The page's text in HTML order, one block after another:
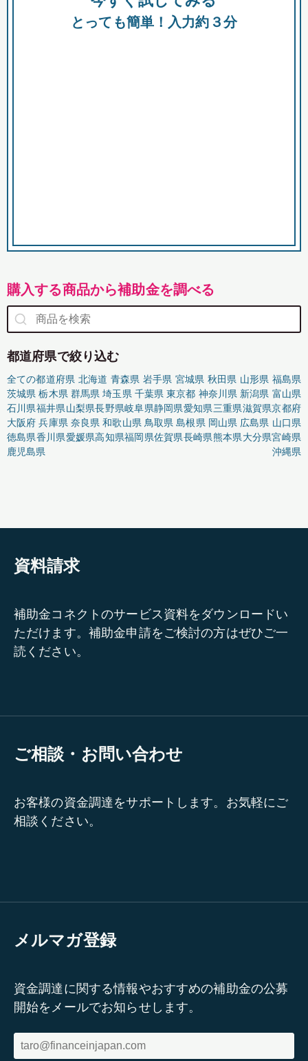
とっても簡単！入力約３分
購入する商品から補助金を調べる
都道府県で絞り込む
全ての都道府県 北海道 青森県 岩手県 宮城県 秋田県 山形県 福島県
茨城県 栃木県 群馬県 埼玉県 千葉県 東京都 神奈川県 新潟県 富山県
石川県福井県山梨県長野県岐阜県静岡県愛知県三重県滋賀県京都府
大阪府 兵庫県 奈良県 和歌山県 鳥取県 島根県 岡山県 広島県 山口県
徳島県香川県愛媛県高知県福岡県佐賀県長崎県熊本県大分県宮崎県
鹿児島県
沖縄県
資料請求
補助金コネクトのサービス資料をダウンロードい
ただけます。補助金申請をご検討の方はぜひご一
読ください。
ご相談・お問い合わせ
お客様の資金調達をサポートします。お気軽にご
相談ください。
メルマガ登録
資金調達に関する情報やおすすめの補助金の公募
開始をメールでお知らせします。